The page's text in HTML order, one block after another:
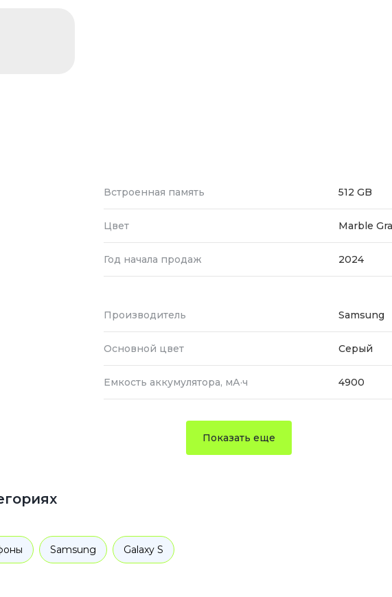
Встроенная память 512 GB
Цвет Marble
Год начала продаж 2024
Производитель Samsung
Основной цвет Серый
Емкость аккумулятора, мА·ч 4900
Показать еще
Samsung Galaxy S